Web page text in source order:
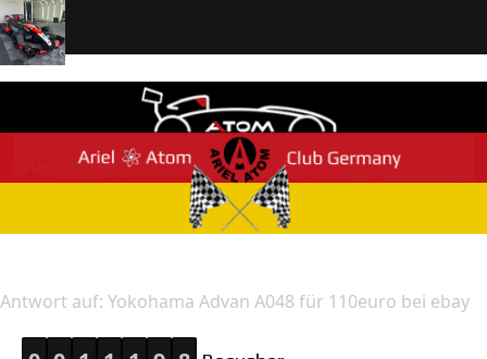
Antwort auf: Yokohama Advan A048 für 110euro bei ebay